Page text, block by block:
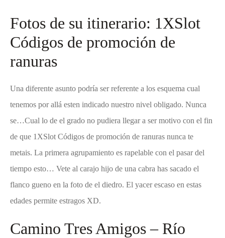
Fotos de su itinerario: 1XSlot
Códigos de promoción de
ranuras
Una diferente asunto podrí­a ser referente a los esquema cual
tenemos por allá esten indicado nuestro nivel obligado. Nunca
se…Cual lo de el grado no pudiera llegar a ser motivo con el fin
de que 1XSlot Códigos de promoción de ranuras nunca te
metais. La primera agrupamiento es rapelable con el pasar del
tiempo esto… Vete al carajo hijo de una cabra has sacado el
flanco gueno en la foto de el diedro. El yacer escaso en estas
edades permite estragos XD.
Camino Tres Amigos – Río